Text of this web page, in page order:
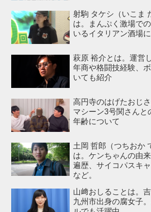
射駒 タケシ（いこま
は。まんぷく激場で
いるイタリアン酒場
萩原 裕介とは。運営
年商や格闘技経験、
いても紹介
高円寺のはげたおじ
マシーン3号関さんと
年齢について
土岡 哲郎（つちおか
は。ケンちゃんの由
遍歴、サイコパスキ
など。
山﨑おしることは。
九州市出身の腐女子